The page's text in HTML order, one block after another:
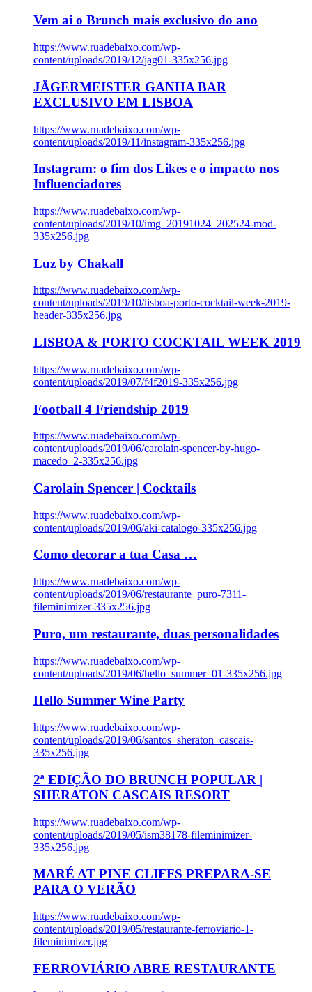
Vem ai o Brunch mais exclusivo do ano
https://www.ruadebaixo.com/wp-
content/uploads/2019/12/jag01-335x256.jpg
JÄGERMEISTER GANHA BAR
EXCLUSIVO EM LISBOA
https://www.ruadebaixo.com/wp-
content/uploads/2019/11/instagram-335x256.jpg
Instagram: o fim dos Likes e o impacto nos
Influenciadores
https://www.ruadebaixo.com/wp-
content/uploads/2019/10/img_20191024_202524-mod-
335x256.jpg
Luz by Chakall
https://www.ruadebaixo.com/wp-
content/uploads/2019/10/lisboa-porto-cocktail-week-2019-
header-335x256.jpg
LISBOA & PORTO COCKTAIL WEEK 2019
https://www.ruadebaixo.com/wp-
content/uploads/2019/07/f4f2019-335x256.jpg
Football 4 Friendship 2019
https://www.ruadebaixo.com/wp-
content/uploads/2019/06/carolain-spencer-by-hugo-
macedo_2-335x256.jpg
Carolain Spencer | Cocktails
https://www.ruadebaixo.com/wp-
content/uploads/2019/06/aki-catalogo-335x256.jpg
Como decorar a tua Casa …
https://www.ruadebaixo.com/wp-
content/uploads/2019/06/restaurante_puro-7311-
fileminimizer-335x256.jpg
Puro, um restaurante, duas personalidades
https://www.ruadebaixo.com/wp-
content/uploads/2019/06/hello_summer_01-335x256.jpg
Hello Summer Wine Party
https://www.ruadebaixo.com/wp-
content/uploads/2019/06/santos_sheraton_cascais-
335x256.jpg
2ª EDIÇÃO DO BRUNCH POPULAR |
SHERATON CASCAIS RESORT
https://www.ruadebaixo.com/wp-
content/uploads/2019/05/ism38178-fileminimizer-
335x256.jpg
MARÉ AT PINE CLIFFS PREPARA-SE
PARA O VERÃO
https://www.ruadebaixo.com/wp-
content/uploads/2019/05/restaurante-ferroviario-1-
fileminimizer.jpg
FERROVIÁRIO ABRE RESTAURANTE